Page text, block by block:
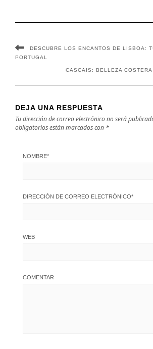
DESCUBRE LOS ENCANTOS DE LISBOA:
PORTUGAL
CASCAIS: BELLEZA COSTERA
DEJA UNA RESPUESTA
Tu dirección de correo electrónico no será
obligatorios están marcados con *
NOMBRE*
DIRECCIÓN DE CORREO ELECTRÓNICO*
WEB
COMENTAR